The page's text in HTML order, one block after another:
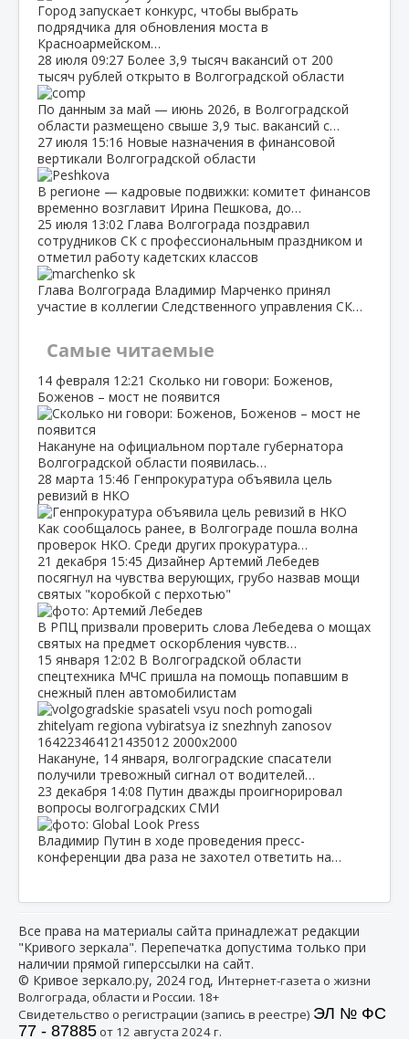
Город запускает конкурс, чтобы выбрать
подрядчика для обновления моста в
Красноармейском…
28 июля 09:27 Более 3,9 тысяч вакансий от 200
тысяч рублей открыто в Волгоградской области
По данным за май — июнь 2026, в Волгоградской
области размещено свыше 3,9 тыс. вакансий с…
27 июля 15:16 Новые назначения в финансовой
вертикали Волгоградской области
В регионе — кадровые подвижки: комитет финансов
временно возглавит Ирина Пешкова, до…
25 июля 13:02 Глава Волгограда поздравил
сотрудников СК с профессиональным праздником и
отметил работу кадетских классов
Глава Волгограда Владимир Марченко принял
участие в коллегии Следственного управления СК…
Самые читаемые
14 февраля 12:21 Сколько ни говори: Боженов,
Боженов – мост не появится
Накануне на официальном портале губернатора
Волгоградской области появилась…
28 марта 15:46 Генпрокуратура объявила цель
ревизий в НКО
Как сообщалось ранее, в Волгограде пошла волна
проверок НКО. Среди других прокуратура…
21 декабря 15:45 Дизайнер Артемий Лебедев
посягнул на чувства верующих, грубо назвав мощи
святых "коробкой с перхотью"
В РПЦ призвали проверить слова Лебедева о мощах
святых на предмет оскорбления чувств…
15 января 12:02 В Волгоградской области
спецтехника МЧС пришла на помощь попавшим в
снежный плен автомобилистам
Накануне, 14 января, волгоградские спасатели
получили тревожный сигнал от водителей…
23 декабря 14:08 Путин дважды проигнорировал
вопросы волгоградских СМИ
Владимир Путин в ходе проведения пресс-
конференции два раза не захотел ответить на…
Все права на материалы сайта принадлежат редакции
"Кривого зеркала". Перепечатка допустима только при
наличии прямой гиперссылки на сайт.
© Кривое зеркало.ру, 2024 год, Интернет-газета о жизни
Волгограда, области и России. 18+
Свидетельство о регистрации (запись в реестре) ЭЛ № ФС
77 - 87885от 12 августа 2024 г.